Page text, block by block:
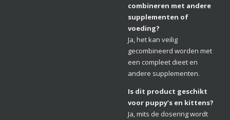
combineren met andere
supplementen of
voeding?
Ja, het kan veilig
gecombineerd worden met
een compleet dieet en
andere supplementen.
Is dit product geschikt
voor puppy’s en kittens?
Ja, mits de dosering wordt